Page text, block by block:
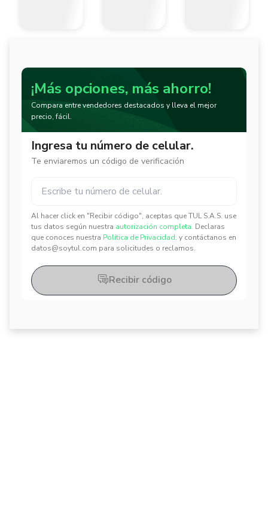
¡Más opciones, más ahorro!
Compara entre vendedores destacados y lleva el mejor
precio, fácil.
Ingresa tu número de celular.
Te enviaremos un código de verificación
Al hacer click en "Recibir código", aceptas que TUL S.A.S. use
tus datos según nuestra autorización completa. Declaras
que conoces nuestra Política de Privacidad. y contáctanos en
datos@soytul.com para solicitudes o reclamos.
Recibir código